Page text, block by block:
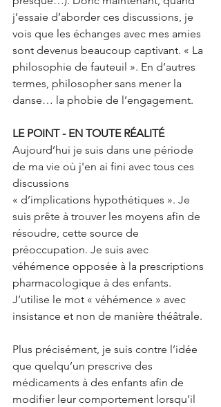
j’essaie d’aborder ces discussions, je
vois que les échanges avec mes amies
sont devenus beaucoup captivant. « La
philosophie de fauteuil ». En d’autres
termes, philosopher sans mener la
danse… la phobie de l’engagement.
LE POINT - EN TOUTE RÉALITÉ
Aujourd’hui je suis dans une période
de ma vie où j'en ai fini avec tous ces
discussions
« d’implications hypothétiques ». Je
suis prête à trouver les moyens afin de
résoudre, cette source de
préoccupation. Je suis avec
véhémence opposée à la prescriptions
pharmacologique à des enfants.
J’utilise le mot « véhémence » avec
insistance et non de manière théâtrale.
Plus précisément, je suis contre l’idée
que quelqu’un prescrive des
médicaments à des enfants afin de
modifier leur comportement lorsqu’il